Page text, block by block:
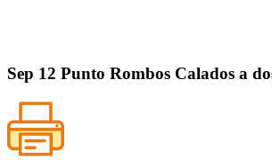
Sep 12 Punto Rombos Calados a